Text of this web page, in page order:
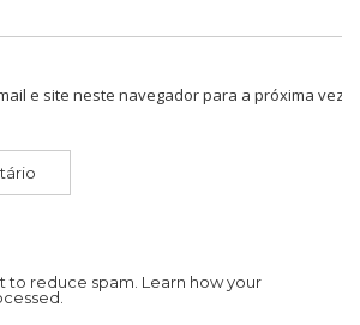
e site neste navegador para a próxima vez
to reduce spam. Learn how your